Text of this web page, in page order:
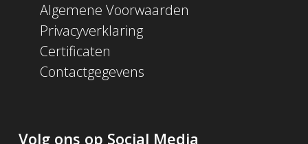
Algemene Voorwaarden
Privacyverklaring
Certificaten
Contactgegevens
Volg ons op Social Media